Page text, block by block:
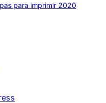
para imprimir 2020